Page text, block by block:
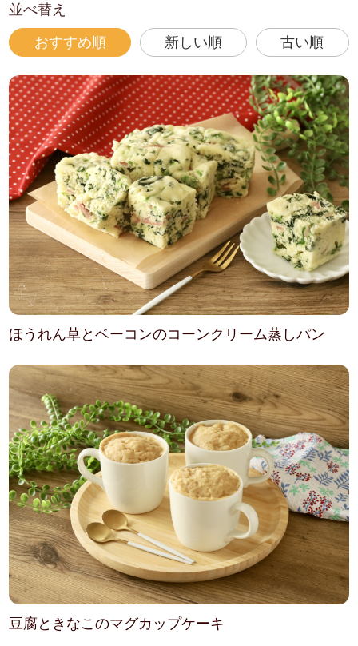
並べ替え
おすすめ順 新しい順 古い順
ほうれん草とベーコンのコーンクリーム蒸しパン
豆腐ときなこのマグカップケーキ